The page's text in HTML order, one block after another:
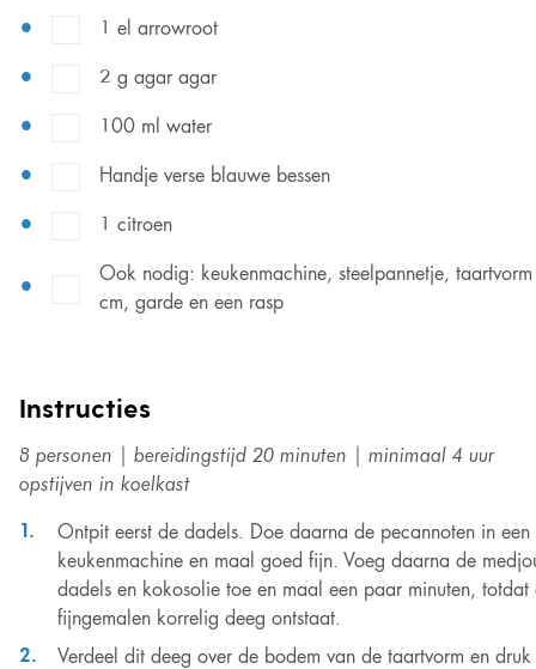
1 el arrowroot
2 g agar agar
100 ml water
Handje verse blauwe bessen
1 citroen
Ook nodig: keukenmachine, steelpannetje,
cm, garde en een rasp
Instructies
8 personen | bereidingstijd 20 minuten | minimaal 4 uur
opstijven in koelkast
Ontpit eerst de dadels. Doe daarna de pecannoten in een
keukenmachine en maal goed fijn. Voeg daarna de
dadels en kokosolie toe en maal een paar minuten, totdat
fijngemalen korrelig deeg ontstaat.
Verdeel dit deeg over de bodem van de taartvorm en druk